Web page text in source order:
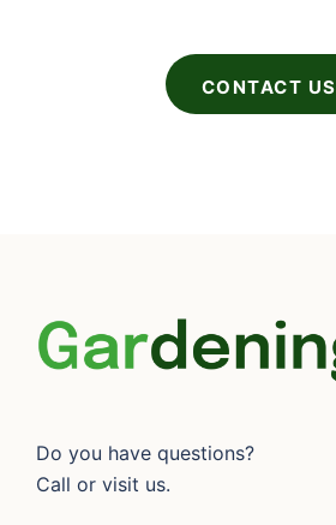
CONTACT US
Do you have questions?
Call or visit us.